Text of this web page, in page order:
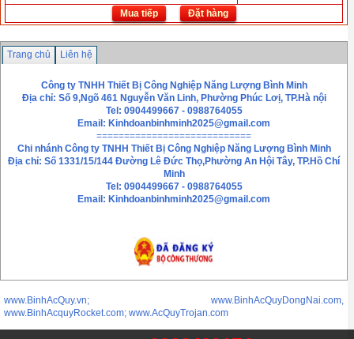
Mua tiếp
Đặt hàng
Trang chủ Liên hệ
Công ty TNHH Thiết Bị Công Nghiệp Năng Lượng Bình Minh
Địa chỉ: Số 9,Ngõ 461 Nguyễn Văn Linh, Phường Phúc Lơị, TP.Hà nội
Tel: 0904499667 - 0988764055
Email: Kinhdoanbinhminh2025@gmail.com
============================
Chi nhánh Công ty TNHH Thiết Bị Công Nghiệp Năng Lượng Bình Minh
Địa chỉ: Số 1331/15/144 Đường Lê Đức Thọ,Phường An Hội Tây, TP.Hồ Chí
Minh
Tel: 0904499667 - 0988764055
Email: Kinhdoanbinhminh2025@gmail.com
www.BinhAcQuy.vn; www.BinhAcQuyDongNai.com,
www.BinhAcquyRocket.com; www.AcQuyTrojan.com